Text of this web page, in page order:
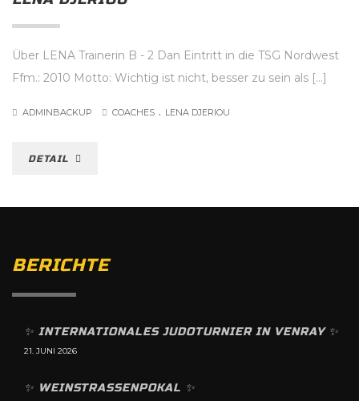
Über LENA Trainerin B - 2 Dan Eintritt in die TSG Nordwest
Ffm.: 2010 Motto: Wichtig ist nicht, besser zu sein als [...]
ADMINBACKUP COACHES . LENA DJERIOU
DETAIL
BERICHTE
✨️ INTERNATIONALES JUDOTURNIER IN VENRAY ✨️
21. JUNI 2026
✨️ WEINSTRASSENPOKAL ✨️